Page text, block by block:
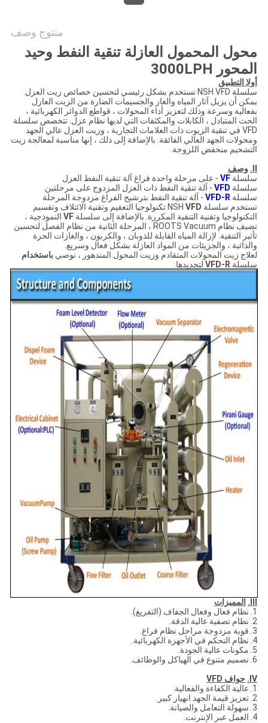
منتوج وصف
محول المحمول العازلة تنقية النفط وحيد
المحور 3000LPH
أولا التطبيق
سلسلة NSH VFD تستخدم بشكل رئيسي لتحسين خصائص زيت العزل.
يمكن أن يزيل آثار المياه والغاز والجسيمات الضارة من الزيت العازل
بفعالية وسرعة وذلك لتعزيز أداء المحولات ، قواطع الدوائر الكهربائية ،
الحث المتبادل ، الكابلات والمكثفات التي لديها نظام عزل. تتخصص سلسلة
VFD في تنقية الزيوت ذات العلامات التجارية ، وزيت العزل عالي الجهد
ومحولات الجهد العالي الفائقة. بالإضافة إلى ذلك ، إنها مناسبة لمعالجة زيت
التشحيم منخفض اللزوجة.
وصف
سلسلة VF- على مرحلة واحدة فراغ آلة تنقية النفط العزل
سلسلة VFD- آلة تنقية النفط ذات العزل المزدوج على مرحلتين
سلسلة VFD-R- آلة تنقية النفط بترشيح الفراغ مزدوجة المرحلة
تستخدم سلسلة NSH VFD
تكنولوجيا التعقيم وتقنية الائتلاف وتقسيم
التكنولوجيا وتقنية التنقية المكررة. بالإضافة إلى سلسلة VFالنموذجية ،
تضيف نظام ROOTS Vacuum ، المرحلة الثانية من نظام الفصل لتحسين
تأثير التنقية. لإزالة المياه القابلة للذوبان ، والكربون ، والغازات الحرة
والذائبة ، والجزيئات من المواد العازلة بشكل فعال وسريع.
لعلاج زيت المحولات المتقادم وزيت المحول المتدهور ، نوصي باستخدام
سلسلة VFD-Rلتجديدها.
المميزات
1. نظام فعال وفعال الجفاف (التفريغ).
2. نظام تصفية عالية الدقة.
3. قوية مزدوجة مراحل نظام فراغ.
4. نظام التحكم في الأجهزة الكهربائية.
5. مكونات عالية الجودة.
6. تصميم متنوع في الهياكل والوظائف.
IV.
حواف VFD
1. عالية الكفاءة والفعالية.
2. تعزيز قيمة الجهد انهيار كبير.
3. سهولة التعامل والصيانة.
4. العمل عبر الإنترنت.